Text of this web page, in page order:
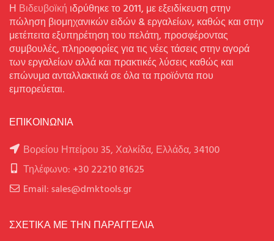
Η Βιδευβοϊκή ιδρύθηκε το 2011, με εξειδίκευση στην
πώληση βιομηχανικών ειδών & εργαλείων, καθώς και στην
μετέπειτα εξυπηρέτηση του πελάτη, προσφέροντας
συμβουλές, πληροφορίες για τις νέες τάσεις στην αγορά
των εργαλείων αλλά και πρακτικές λύσεις καθώς και
επώνυμα ανταλλακτικά σε όλα τα προϊόντα που
εμπορεύεται.
ΕΠΙΚΟΙΝΩΝΙΑ
Βορείου Ηπείρου 35, Χαλκίδα, Ελλάδα, 34100
Τηλέφωνο: +30 22210 81625
Email: sales@dmktools.gr
ΣΧΕΤΙΚΑ ΜΕ ΤΗΝ ΠΑΡΑΓΓΕΛΙΑ